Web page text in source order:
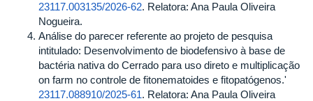
23117.003135/2026-62. Relatora: Ana Paula Oliveira
Nogueira.
Análise do parecer referente ao projeto de pesquisa
intitulado: Desenvolvimento de biodefensivo à base de
bactéria nativa do Cerrado para uso direto e multiplicação
on farm no controle de fitonematoides e fitopatógenos.'
23117.088910/2025-61. Relatora: Ana Paula Oliveira